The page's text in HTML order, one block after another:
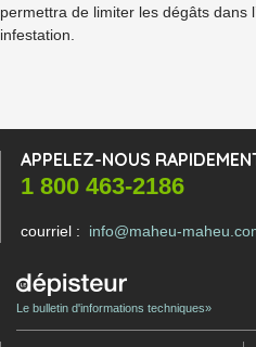
permettra de limiter les dégâts dans
infestation.
Le bulletin d'informations techniques»
APPELEZ-NOUS
1 800 463-2186
courriel : info@maheu-